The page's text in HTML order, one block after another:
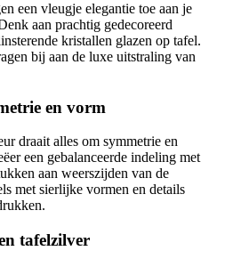
een vleugje elegantie toe aan je
aan prachtig gedecoreerd
kristallen glazen op tafel.
bij aan de luxe uitstraling van
en vorm
draait alles om symmetrie en
een gebalanceerde indeling met
aan weerszijden van de
met sierlijke vormen en details
tafelzilver